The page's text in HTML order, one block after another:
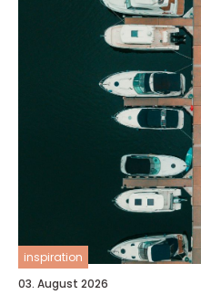
inspiration
03. August 2026